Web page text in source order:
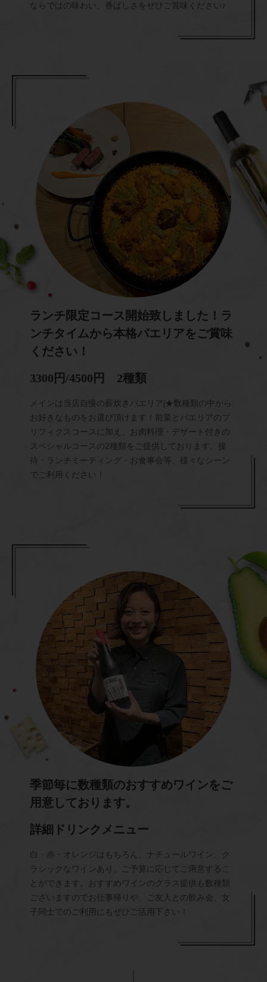
ならではの味わい、香ばしさをぜひご賞味ください♪
ランチ限定コース開始致しました！ラ
ンチタイムから本格パエリアをご賞味
ください！
3300円/4500円 2種類
メインは当店自慢の薪炊きパエリアj★数種類の中から
お好きなものをお選び頂けます！前菜とパエリアのプ
リフィクスコースに加え、お肉料理・デザート付きの
スペシャルコースの2種類をご提供しております。接
待・ランチミーティング・お食事会等、様々なシーン
でご利用ください！
季節毎に数種類のおすすめワインをご
用意しております。
詳細ドリンクメニュー
白・赤・オレンジはもちろん、ナチュールワイン、ク
ラシックなワインあり、ご予算に応じてご用意するこ
とができます。おすすめワインのグラス提供も数種類
ございますのでお仕事帰りや、ご友人との飲み会、女
子同士でのご利用にもぜひご活用下さい！